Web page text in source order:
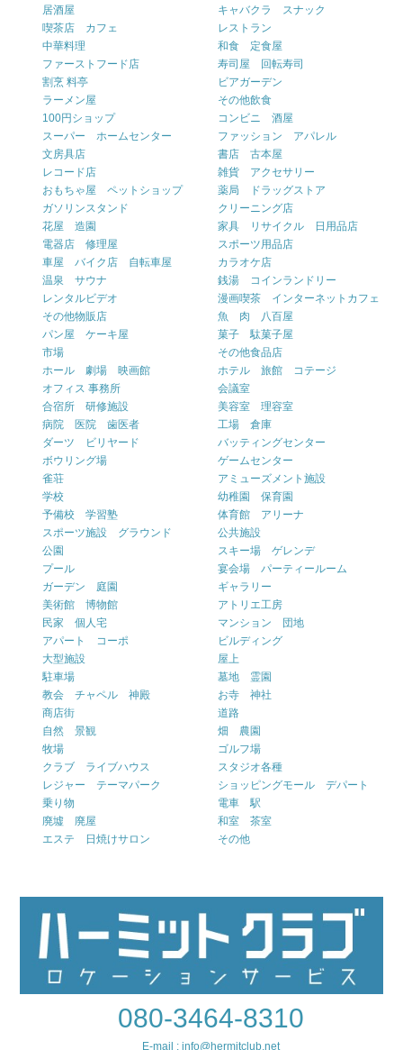
居酒屋
キャバクラ スナック
喫茶店 カフェ
レストラン
中華料理
和食 定食屋
ファーストフード店
寿司屋 回転寿司
割烹 料亭
ビアガーデン
ラーメン屋
その他飲食
100円ショップ
コンビニ 酒屋
スーパー ホームセンター
ファッション アパレル
文房具店
書店 古本屋
レコード店
雑貨 アクセサリー
おもちゃ屋 ペットショップ
薬局 ドラッグストア
ガソリンスタンド
クリーニング店
花屋 造園
家具 リサイクル 日用品店
電器店 修理屋
スポーツ用品店
車屋 バイク店 自転車屋
カラオケ店
温泉 サウナ
銭湯 コインランドリー
レンタルビデオ
漫画喫茶 インターネットカフェ
その他物販店
魚 肉 八百屋
パン屋 ケーキ屋
菓子 駄菓子屋
市場
その他食品店
ホール 劇場 映画館
ホテル 旅館 コテージ
オフィス 事務所
会議室
合宿所 研修施設
美容室 理容室
病院 医院 歯医者
工場 倉庫
ダーツ ビリヤード
バッティングセンター
ボウリング場
ゲームセンター
雀荘
アミューズメント施設
学校
幼稚園 保育園
予備校 学習塾
体育館 アリーナ
スポーツ施設 グラウンド
公共施設
公園
スキー場 ゲレンデ
プール
宴会場 パーティールーム
ガーデン 庭園
ギャラリー
美術館 博物館
アトリエ工房
民家 個人宅
マンション 団地
アパート コーポ
ビルディング
大型施設
屋上
駐車場
墓地 霊園
教会 チャペル 神殿
お寺 神社
商店街
道路
自然 景観
畑 農園
牧場
ゴルフ場
クラブ ライブハウス
スタジオ各種
レジャー テーマパーク
ショッピングモール デパート
乗り物
電車 駅
廃墟 廃屋
和室 茶室
エステ 日焼けサロン
その他
080-3464-8310
E-mail : info@hermitclub.net